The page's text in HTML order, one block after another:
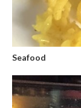
Seafood